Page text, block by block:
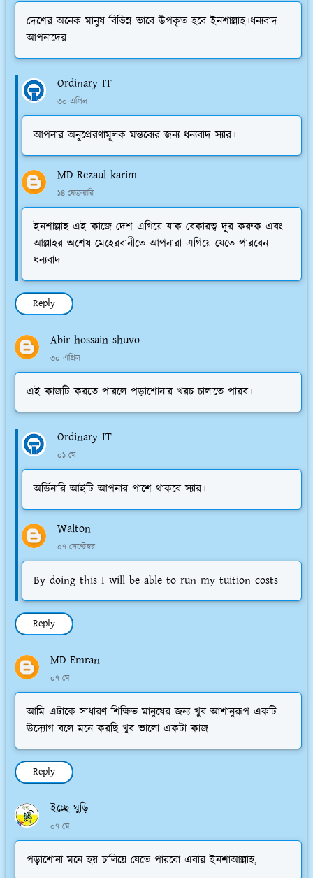
দেশের অনেক মানুষ বিভিন্ন ভাবে উপকৃত হবে ইনশাল্লাহ।ধন্যবাদ
আপনাদের
Ordinary IT
৩০ এপ্রিল
আপনার অনুপ্রেরণামূলক মন্তব্যের জন্য ধন্যবাদ স্যার।
MD Rezaul karim
১৪ ফেব্রুয়ারি
ইনশাল্লাহ এই কাজে দেশ এগিয়ে যাক বেকারত্ব দূর করুক এবং
আল্লাহর অশেষ মেহেরবানীতে আপনারা এগিয়ে যেতে পারবেন
ধন্যবাদ
Reply
Abir hossain shuvo
৩০ এপ্রিল
এই কাজটি করতে পারলে পড়াশোনার খরচ চালাতে পারব।
Ordinary IT
০১ মে
অর্ডিনারি আইটি আপনার পাশে থাকবে স্যার।
Walton
০৭ সেপ্টেম্বর
By doing this I will be able to run my tuition costs
Reply
MD Emran
০৭ মে
আমি এটাকে সাধারণ শিক্ষিত মানুষের জন্য খুব আশানুরূপ একটি
উদ্যোগ বলে মনে করছি খুব ভালো একটা কাজ
Reply
ইচ্ছে ঘুড়ি
০৭ মে
পড়াশোনা মনে হয় চালিয়ে যেতে পারবো এবার ইনশাআল্লাহ,